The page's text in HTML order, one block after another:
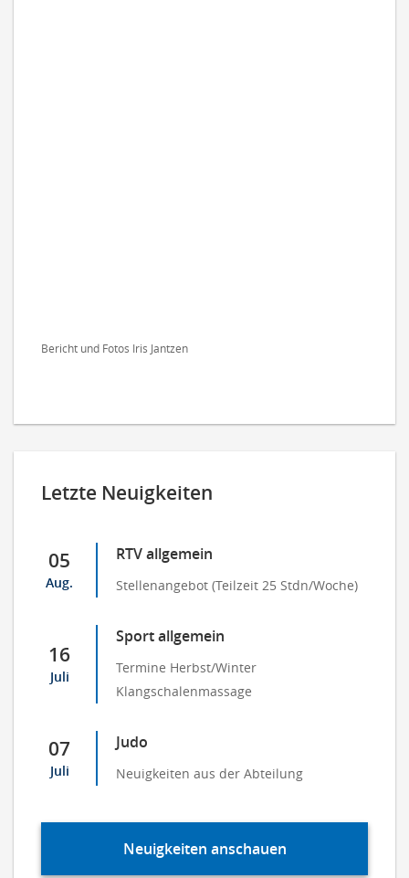
Bericht und Fotos Iris Jantzen
Letzte Neuigkeiten
05
Aug.
RTV allgemein
Stellenangebot (Teilzeit 25 Stdn/Woche)
16
Juli
Sport allgemein
Termine Herbst/Winter
Klangschalenmassage
07
Juli
Judo
Neuigkeiten aus der Abteilung
Neuigkeiten anschauen